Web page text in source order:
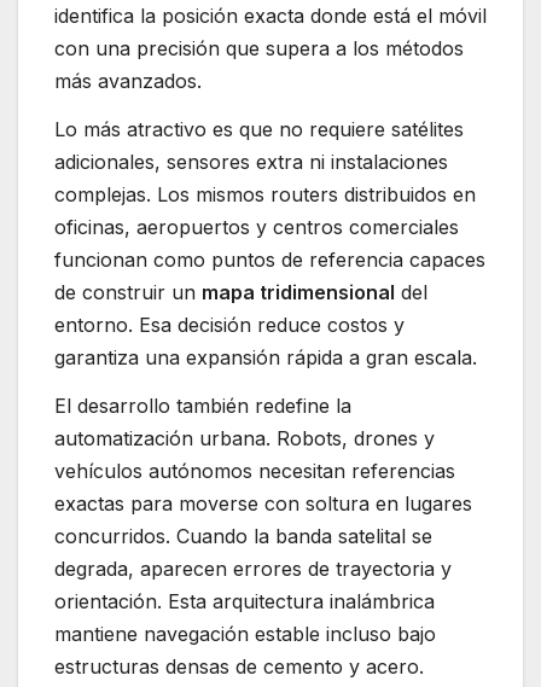
identifica la posición exacta donde está el móvil
con una precisión que supera a los métodos
más avanzados.
Lo más atractivo es que no requiere satélites
adicionales, sensores extra ni instalaciones
complejas. Los mismos routers distribuidos en
oficinas, aeropuertos y centros comerciales
funcionan como puntos de referencia capaces
de construir un mapa tridimensional del
entorno. Esa decisión reduce costos y
garantiza una expansión rápida a gran escala.
El desarrollo también redefine la
automatización urbana. Robots, drones y
vehículos autónomos necesitan referencias
exactas para moverse con soltura en lugares
concurridos. Cuando la banda satelital se
degrada, aparecen errores de trayectoria y
orientación. Esta arquitectura inalámbrica
mantiene navegación estable incluso bajo
estructuras densas de cemento y acero.